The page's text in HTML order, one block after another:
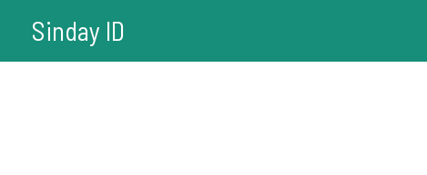
Sinday ID